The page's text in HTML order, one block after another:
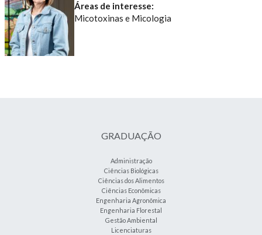
Áreas de interesse:
Micotoxinas e Micologia
GRADUAÇÃO
Administração
Ciências Biológicas
Ciências dos Alimentos
Ciências Econômicas
Engenharia Agronômica
Engenharia Florestal
Gestão Ambiental
Licenciaturas